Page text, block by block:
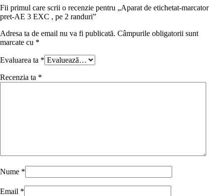
Fii primul care scrii o recenzie pentru „Aparat de etichetat-marcator
pret-AE 3 EXC , pe 2 randuri”
Adresa ta de email nu va fi publicată. Câmpurile obligatorii sunt
marcate cu *
Evaluarea ta *
Recenzia ta *
Nume *
Email *